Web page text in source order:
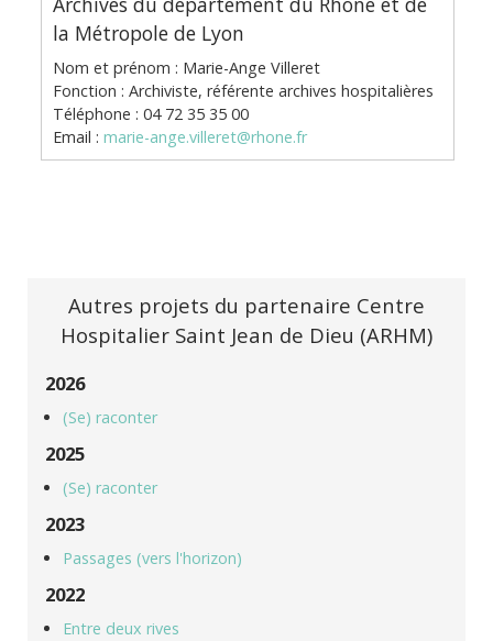
la Métropole de Lyon
Nom et prénom : Marie-Ange Villeret
Fonction : Archiviste, référente archives hospitalières
Téléphone : 04 72 35 35 00
Email : marie-ange.villeret@rhone.fr
Autres projets du partenaire Centre
Hospitalier Saint Jean de Dieu (ARHM)
2026
(Se) raconter
2025
(Se) raconter
2023
Passages (vers l'horizon)
2022
Entre deux rives